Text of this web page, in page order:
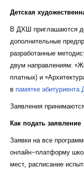
Детская
В ДХШ приглашаются
дополнительные
разработанные
двум направлениям:
платных) и
в памятке
Заявления
Как подать заявление
Заявки на все
онлайн-платформу
мест, расписание